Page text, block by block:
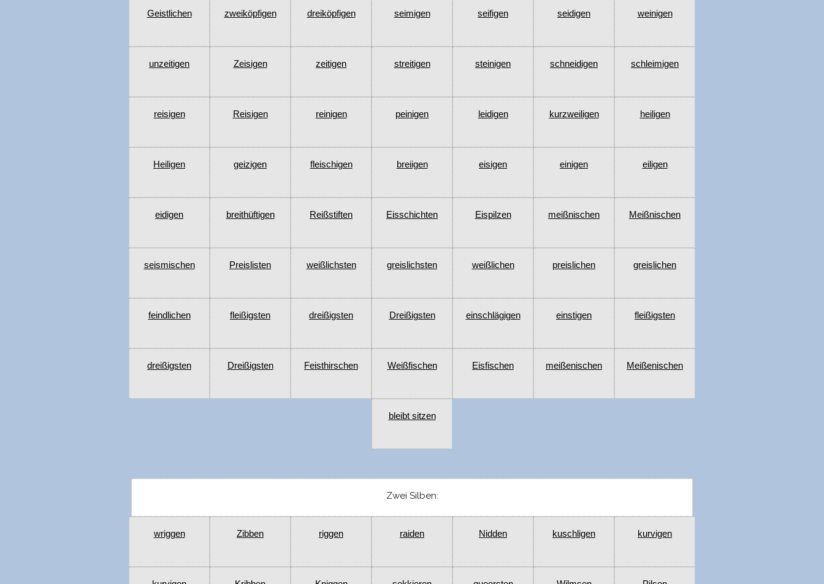
Geistlichen zweiköpfigen dreiköpfigen seimigen seifigen seidigen weinigen
unzeitigen Zeisigen zeitigen streitigen steinigen schneidigen schleimigen
reisigen Reisigen reinigen peinigen leidigen kurzweiligen heiligen
Heiligen geizigen fleischigen breiigen eisigen einigen eiligen
eidigen breithüftigen Reißstiften Eisschichten Eispilzen meißnischen Meißnischen
seismischen Preislisten weißlichsten greislichsten weißlichen preislichen greislichen
feindlichen fleißigsten dreißigsten Dreißigsten einschlägigen einstigen fleißigsten
dreißigsten Dreißigsten Feisthirschen Weißfischen Eisfischen meißenischen Meißenischen
bleibt sitzen
Zwei Silben:
wriggen Zibben riggen raiden Nidden kuschligen kurvigen